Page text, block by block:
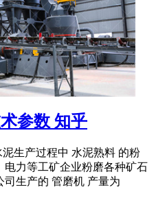
参数 知乎
生产过程中 水泥熟料 的粉
电力等工矿企业粉磨各种矿石
司生产的 管磨机 产量为